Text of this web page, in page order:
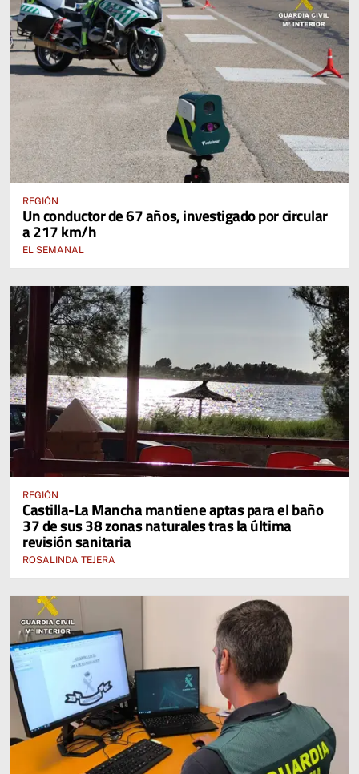
REGIÓN
Un conductor de 67 años, investigado por circular
a 217 km/h
EL SEMANAL
REGIÓN
Castilla-La Mancha mantiene aptas para el baño
37 de sus 38 zonas naturales tras la última
revisión sanitaria
ROSALINDA TEJERA